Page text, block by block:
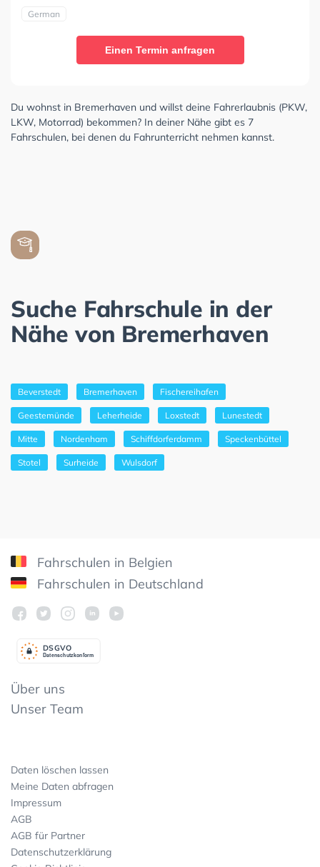
German
Einen Termin anfragen
Du wohnst in Bremerhaven und willst deine Fahrerlaubnis (PKW,
LKW, Motorrad) bekommen? In deiner Nähe gibt es 7
Fahrschulen, bei denen du Fahrunterricht nehmen kannst.
Suche Fahrschule in der
Nähe von Bremerhaven
Beverstedt Bremerhaven Fischereihafen
Geestemünde Leherheide Loxstedt Lunestedt
Mitte Nordenham Schiffdorferdamm Speckenbüttel
Stotel Surheide Wulsdorf
Fahrschulen in Belgien
Fahrschulen in Deutschland
Datenschutzkonform
DSGVO
Über uns
Unser Team
Daten löschen lassen
Meine Daten abfragen
Impressum
AGB
AGB für Partner
Datenschutzerklärung